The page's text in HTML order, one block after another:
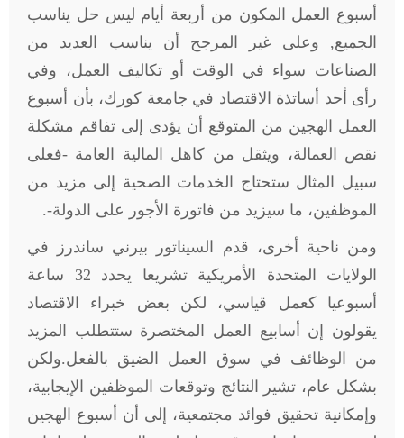
أسبوع العمل المكون من أربعة أيام ليس حل يناسب
الجميع, وعلى غير المرجح أن يناسب العديد من
الصناعات سواء في الوقت أو تكاليف العمل، وفي
رأى أحد أساتذة الاقتصاد في جامعة كورك، بأن أسبوع
العمل الهجين من المتوقع أن يؤدى إلى تفاقم مشكلة
نقص العمالة، ويثقل من كاهل المالية العامة -فعلى
سبيل المثال ستحتاج الخدمات الصحية إلى مزيد من
الموظفين، ما سيزيد من فاتورة الأجور على الدولة-.
ومن ناحية أخرى، قدم السيناتور بيرني ساندرز في
الولايات المتحدة الأمريكية تشريعا يحدد 32 ساعة
أسبوعيا كعمل قياسي، لكن بعض خبراء الاقتصاد
يقولون إن أسابيع العمل المختصرة ستتطلب المزيد
من الوظائف في سوق العمل الضيق بالفعل.ولكن
بشكل عام، تشير النتائج وتوقعات الموظفين الإيجابية،
وإمكانية تحقيق فوائد مجتمعية، إلى أن أسبوع الهجين